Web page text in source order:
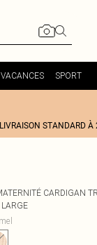
VACANCES SPORT
LIVRAISON STANDARD
CARDIGAN